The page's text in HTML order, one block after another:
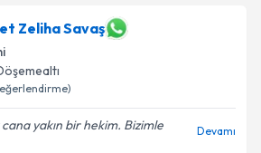
Zeliha Savaş
yakın bir hekim. Bizimle
Devamı